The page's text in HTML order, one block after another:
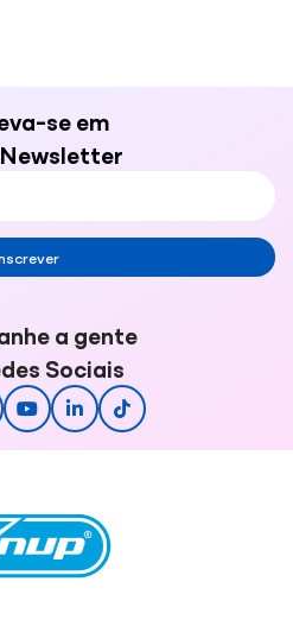
se em
a gente
Sociais